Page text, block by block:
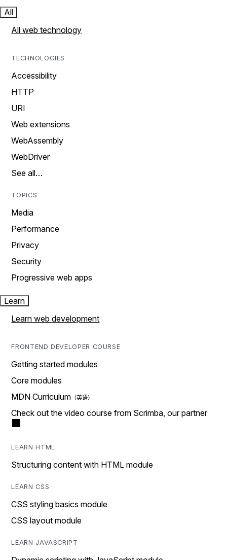
All
All web technology
TECHNOLOGIES
Accessibility
HTTP
URI
Web extensions
WebAssembly
WebDriver
See all…
TOPICS
Media
Performance
Privacy
Security
Progressive web apps
Learn
Learn web development
FRONTEND DEVELOPER COURSE
Getting started modules
Core modules
MDN Curriculum
Check out the video course from Scrimba, our partner
LEARN HTML
Structuring content with HTML module
LEARN CSS
CSS styling basics module
CSS layout module
LEARN JAVASCRIPT